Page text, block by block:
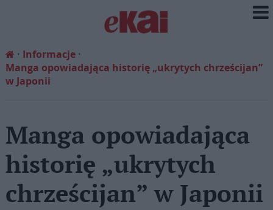
Informacje
Manga opowiadająca historię „ukrytych chrześcijan”
w Japonii
Manga opowiadająca
historię „ukrytych
chrześcijan” w Japonii